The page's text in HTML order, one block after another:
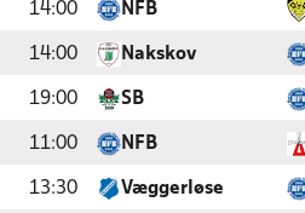
14:00 NFB
14:00 Nakskov
19:00 SB
11:00 NFB
13:30 Væggerløse